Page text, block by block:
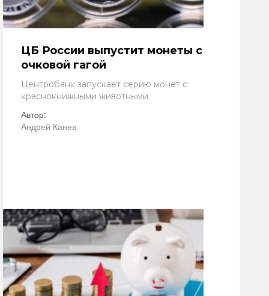
ЦБ России выпустит монеты с
очковой гагой
Центробанк запускает серию монет с
краснокнижными животными
Автор:
Андрей Канев